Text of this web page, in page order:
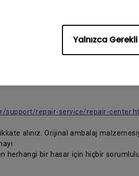
Yalnızca
Yetkili Servis Sağlayıcısına
support/repair-service/repair-
alınız. Orijinal ambalaj
herhangi bir hasar için hiçbir